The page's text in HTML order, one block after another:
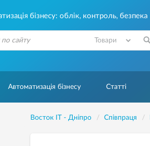
бізнесу: облік, контроль, безпека
Автоматизація бізнесу Статті
Восток IT - Дніпро Співпраця